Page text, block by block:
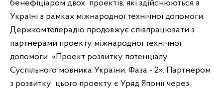
бенефіціаром двох проектів, які здійснюються в
Україні в рамках міжнародної технічної допомоги.
Держкомтелерадіо продовжує співпрацювати з
партнерами проекту міжнародної технічної
допомоги «Проект розвитку потенціалу
Суспільного мовника України. Фаза - 2». Партнером
з розвитку цього проекту є Уряд Японії через